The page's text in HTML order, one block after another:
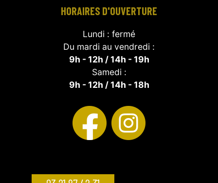
HORAIRES D'OUVERTURE
Lundi : fermé
Du mardi au vendredi :
9h - 12h / 14h - 19h
Samedi :
9h - 12h / 14h - 18h